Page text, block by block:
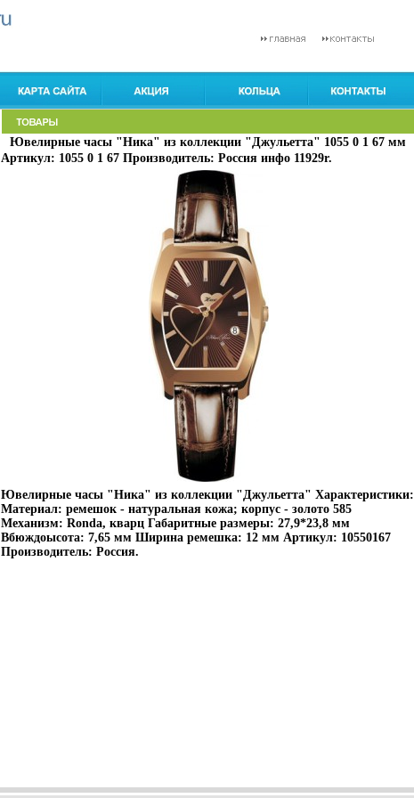
Ювелирные часы "Ника" из коллекции "Джульетта" 1055 0 1 67 мм
Артикул: 1055 0 1 67 Производитель: Россия инфо 11929r.
Ювелирные часы "Ника" из коллекции "Джульетта" Характеристики:
Материал: ремешок - натуральная кожа; корпус - золото 585
Механизм: Ronda, кварц Габаритные размеры: 27,9*23,8 мм
Вбюждоысота: 7,65 мм Ширина ремешка: 12 мм Артикул: 10550167
Производитель: Россия.